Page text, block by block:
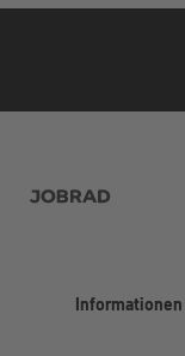
Informationen